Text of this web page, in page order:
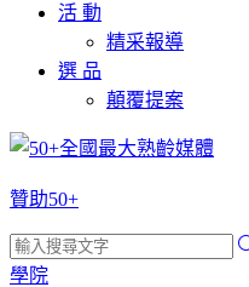
活 動
精采報導
選 品
顛覆提案
贊助50+
學院